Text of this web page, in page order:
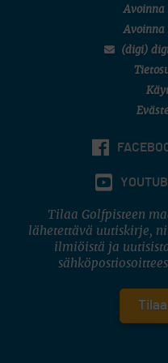
Avoinna
Avoinna
(digi)
Tilaa Golfpisteen
lähetettävä uutiskirje,
ilmiöistä ja